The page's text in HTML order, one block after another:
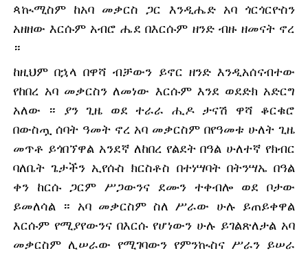
ጳኲሚስም ከአባ መቃርስ ጋር እንዲሔድ አባ ጎርጎርዮስን
አዘዘው እርሱም አብሮ ሔደ በእርሱም ዘንድ ብዙ ዘመናት ኖረ
።
ከዚህም በኋላ በዋሻ ብቻውን ይኖር ዘንድ እንዲአሰናብተው
የከበረ አባ መቃርስን ለመነው እርሱም እንደ ወደድክ አድርግ
አለው ። ያን ጊዜ ወደ ተራራ ሒዶ ታናሽ ዋሻ ቆርቁሮ
በውስጧ ሰባት ዓመት ኖረ አባ መቃርስም በየዓመቱ ሁለት ጊዜ
መጥቶ ይጎበኘዋል አንደኛ ለከበረ የልደት በዓል ሁለተኛ የክብር
ባለቤት ጌታችን ኢየሱስ ክርስቶስ በተነሣባት በትንሣኤ በዓል
ቀን ከርሱ ጋርም ሥጋውንና ደሙን ተቀብሎ ወደ ቦታው
ይመለሳል ። አባ መቃርስም ስለ ሥራው ሁሉ ይጠይቀዋል
እርሱም የሚያየውንና በእርሱ የሆነውን ሁሉ ይገልጽለታል አባ
መቃርስም ሊሠራው የሚገባውን የምንኲስና ሥራን ይሠራ